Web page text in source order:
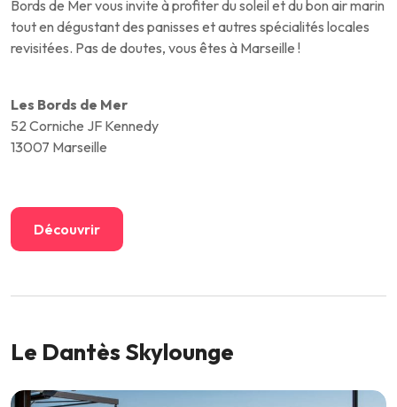
Bords de Mer vous invite à profiter du soleil et du bon air marin
tout en dégustant des panisses et autres spécialités locales
revisitées. Pas de doutes, vous êtes à Marseille !
Les Bords de Mer
52 Corniche JF Kennedy
13007 Marseille
Découvrir
Le Dantès Skylounge